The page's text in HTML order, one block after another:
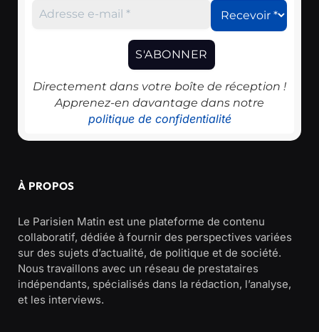
Directement dans votre boîte de réception !
Apprenez-en davantage dans notre
politique de confidentialité
À PROPOS
Le Parisien Matin est une plateforme de contenu
collaboratif, dédiée à fournir des perspectives variées
sur des sujets d’actualité, de politique et de société.
Nous travaillons avec un réseau de prestataires
indépendants, spécialisés dans la rédaction, l’analyse,
et les interviews.